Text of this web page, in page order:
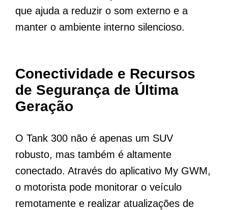
que ajuda a reduzir o som externo e a
manter o ambiente interno silencioso.
Conectividade e Recursos
de Segurança de Última
Geração
O Tank 300 não é apenas um SUV
robusto, mas também é altamente
conectado. Através do aplicativo My GWM,
o motorista pode monitorar o veículo
remotamente e realizar atualizações de